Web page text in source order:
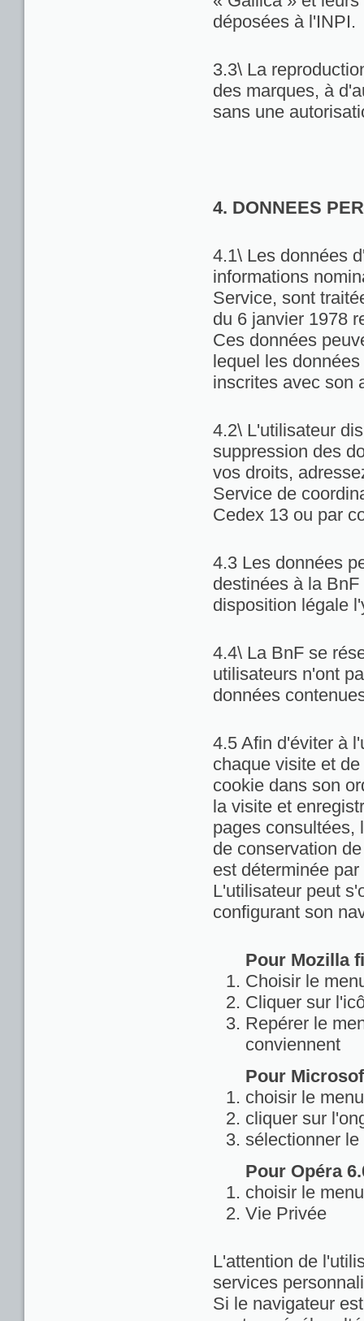
déposées à l'INPI.
3.3\ La
des marques, à
sans une
4. DONNEES
4.1\ Les données
informations
Service, sont
du 6 janvier 1978
Ces données
lequel les
inscrites avec son
4.2\ L'utilisateur
suppression des
vos droits,
Service de
Cedex 13 ou par
4.3 Les données
destinées à la
disposition légale
4.4\ La BnF se
utilisateurs n'ont
données
4.5 Afin d'éviter à
chaque visite et
cookie dans son
la visite et
pages consultées,
de conservation
est déterminée
L'utilisateur peut
configurant son
Pour Mozilla
Choisir le
Cliquer sur
Repérer le
conviennent
Pour
choisir le
cliquer sur
sélectionner
Pour Opéra
choisir le
Vie Privée
L'attention de
services
Si le navigateur